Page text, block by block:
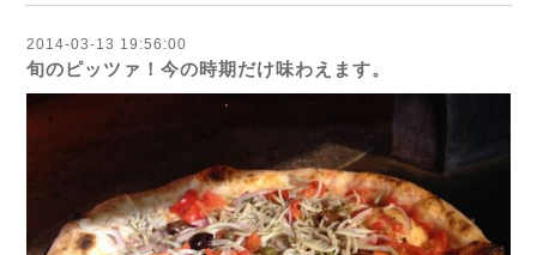
2014-03-13 19:56:00
旬のピッツァ！今の時期だけ味わえます。